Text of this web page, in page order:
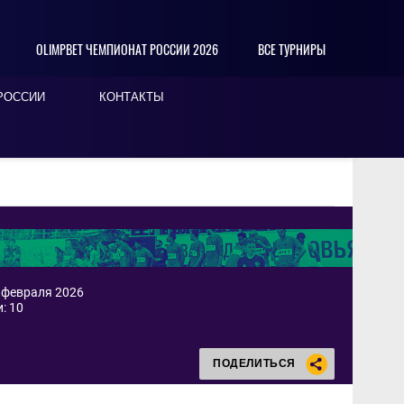
OLIMPBET ЧЕМПИОНАТ РОССИИ 2026 ВСЕ ТУРНИРЫ
КОНТАКТЫ
2026
10
ПОДЕЛИТЬСЯ